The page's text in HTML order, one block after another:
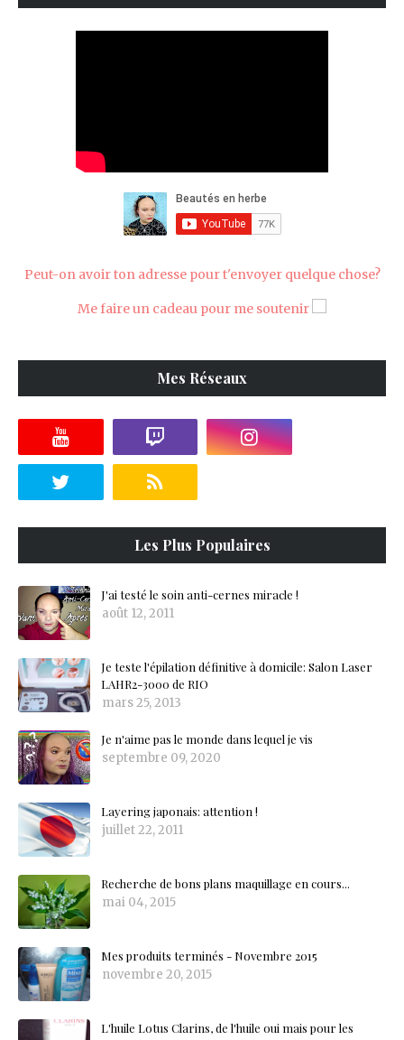
Peut-on avoir ton adresse pour t'envoyer quelque chose?
Me faire un cadeau pour me soutenir
Mes Réseaux
Les Plus Populaires
J'ai testé le soin anti-cernes miracle !
août 12, 2011
Je teste l'épilation définitive à domicile: Salon Laser
LAHR2-3000 de RIO
mars 25, 2013
Je n'aime pas le monde dans lequel je vis
septembre 09, 2020
Layering japonais: attention !
juillet 22, 2011
Recherche de bons plans maquillage en cours...
mai 04, 2015
Mes produits terminés - Novembre 2015
novembre 20, 2015
L'huile Lotus Clarins, de l'huile oui mais pour les